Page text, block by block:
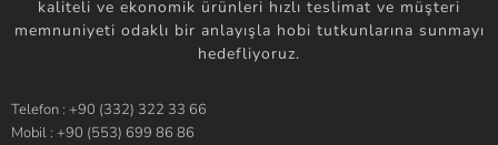
kaliteli ve ekonomik ürünleri hızlı teslimat ve müşteri
memnuniyeti odaklı bir anlayışla hobi tutkunlarına sunmayı
hedefliyoruz.
Telefon : +90 (332) 322 33 66
Mobil : +90 (553) 699 86 86